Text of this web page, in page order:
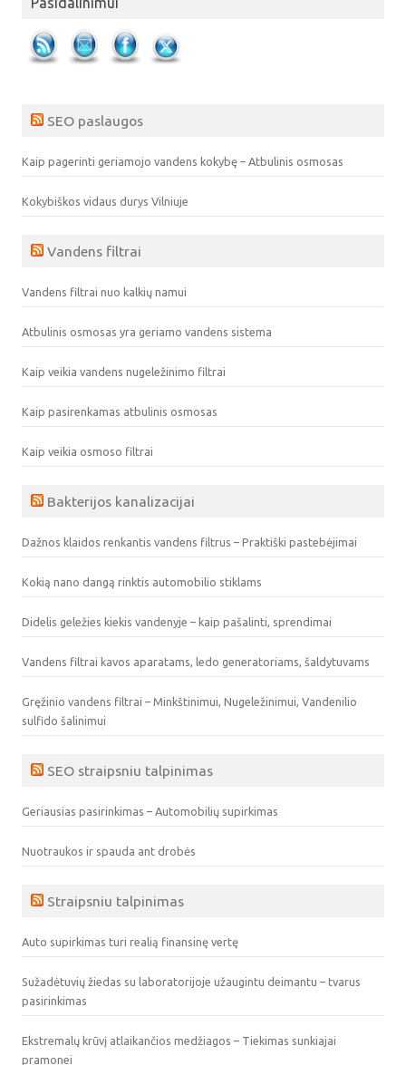
SEO paslaugos
Kaip pagerinti geriamojo vandens kokybę – Atbulinis osmosas
Kokybiškos vidaus durys Vilniuje
Vandens filtrai
Vandens filtrai nuo kalkių namui
Atbulinis osmosas yra geriamo vandens sistema
Kaip veikia vandens nugeležinimo filtrai
Kaip pasirenkamas atbulinis osmosas
Kaip veikia osmoso filtrai
Bakterijos kanalizacijai
Dažnos klaidos renkantis vandens filtrus – Praktiški pastebėjimai
Kokią nano dangą rinktis automobilio stiklams
Didelis geležies kiekis vandenyje – kaip pašalinti, sprendimai
Vandens filtrai kavos aparatams, ledo generatoriams, šaldytuvams
Gręžinio vandens filtrai – Minkštinimui, Nugeležinimui, Vandenilio
sulfido šalinimui
SEO straipsniu talpinimas
Geriausias pasirinkimas – Automobilių supirkimas
Nuotraukos ir spauda ant drobės
Straipsniu talpinimas
Auto supirkimas turi realią finansinę vertę
Sužadėtuvių žiedas su laboratorijoje užaugintu deimantu – tvarus
pasirinkimas
Ekstremalų krūvį atlaikančios medžiagos – Tiekimas sunkiajai
pramonei